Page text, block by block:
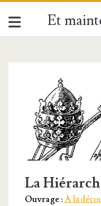
Et
La
Ouvrage :À la